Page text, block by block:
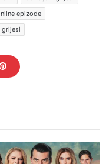
epizode
grijesi